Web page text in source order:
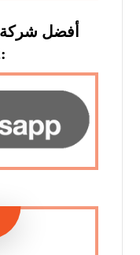
أفضل
:0501732352